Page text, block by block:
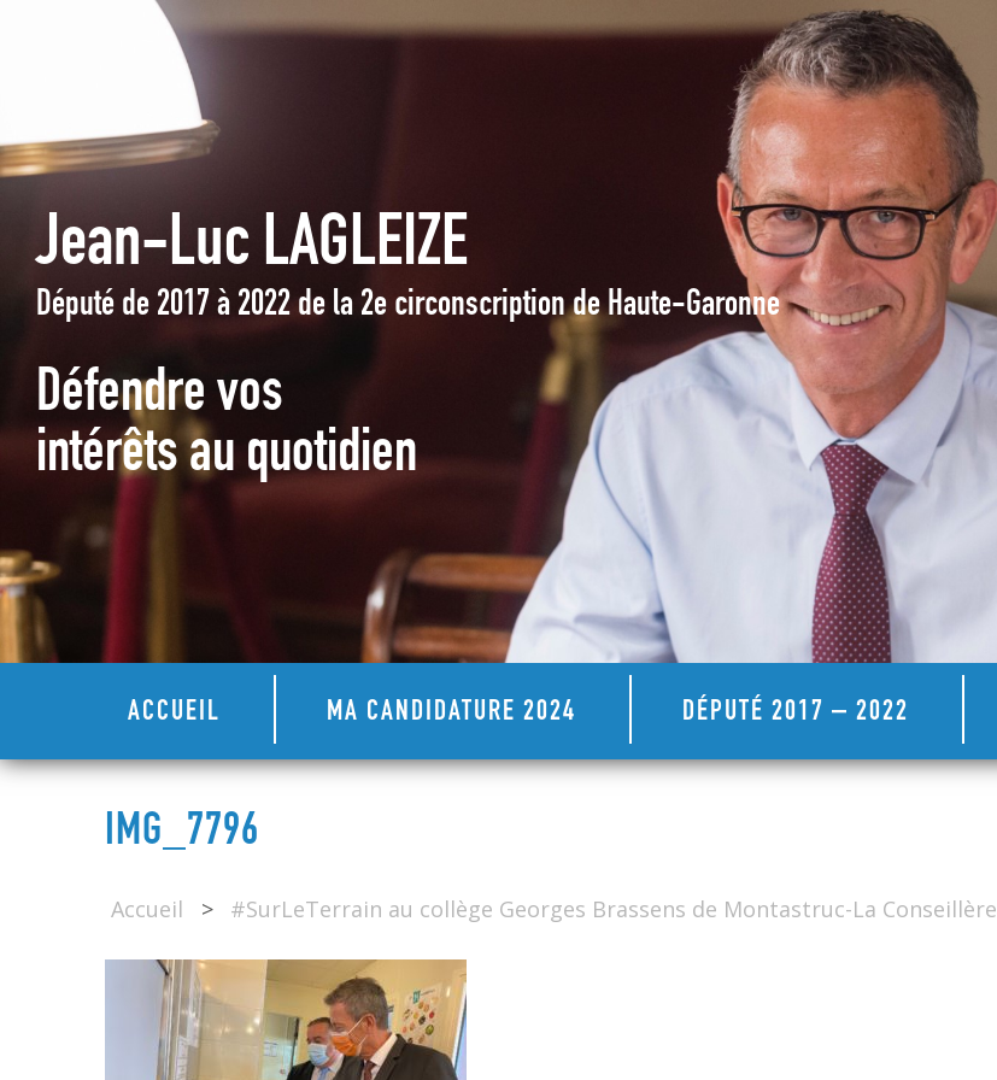
Jean-Luc LAGLEIZE
Député de 2017 à 2022 de la 2e circonscription de Haute-Garonne
Défendre vos
intérêts au quotidien
ACCUEIL MA CANDIDATURE 2024 DÉPUTÉ 2017 – 2022
IMG_7796
Accueil > #SurLeTerrain au collège Georges Brassens de Montastruc-La Conseillère